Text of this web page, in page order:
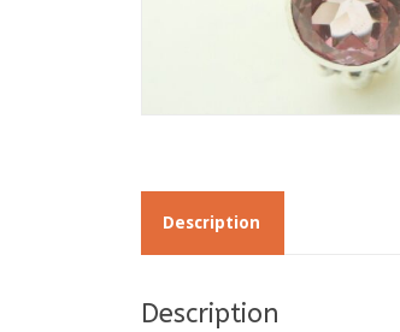
Description
Description